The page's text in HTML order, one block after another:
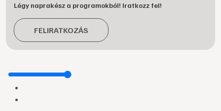
Légy naprakész a programokból! Iratkozz fel!
FELIRATKOZÁS